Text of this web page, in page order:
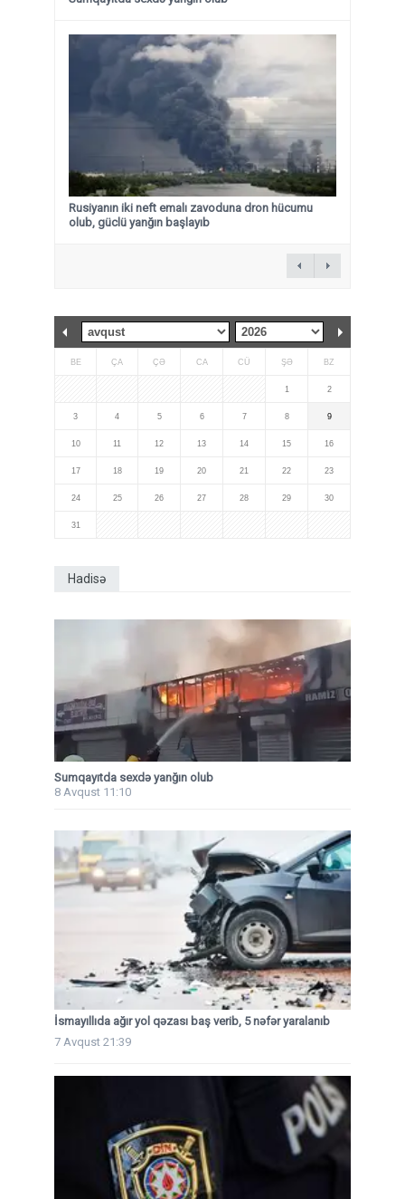
Rusiyanın iki neft emalı zavoduna dron hücumu
olub, güclü yanğın başlayıb
BE ÇA ÇƏ CA CÜ ŞƏ BZ
1 2
3 4 5 6 7 8 9
10 11 12 13 14 15 16
17 18 19 20 21 22 23
24 25 26 27 28 29 30
31
Hadisə
Sumqayıtda sexdə yanğın olub
8 Avqust 11:10
İsmayıllıda ağır yol qəzası baş verib, 5 nəfər yaralanıb
7 Avqust 21:39